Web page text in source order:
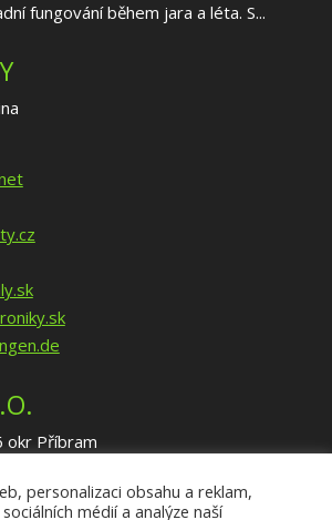
fungování během jara a léta. S...
okr Příbram
personalizaci obsahu a reklam,
médií a analýze naší